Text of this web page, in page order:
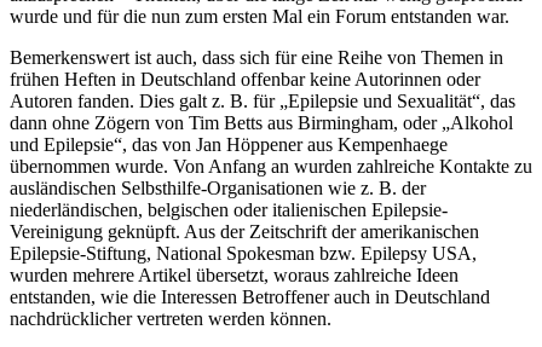
wurde und für die nun zum ersten Mal ein Forum entstanden war.
Bemerkenswert ist auch, dass sich für eine Reihe von Themen in
frühen Heften in Deutschland offenbar keine Autorinnen oder
Autoren fanden. Dies galt z. B. für „Epilepsie und Sexualität“, das
dann ohne Zögern von Tim Betts aus Birmingham, oder „Alkohol
und Epilepsie“, das von Jan Höppener aus Kempenhaege
übernommen wurde. Von Anfang an wurden zahlreiche Kontakte zu
ausländischen Selbsthilfe-Organisationen wie z. B. der
niederländischen, belgischen oder italienischen Epilepsie-
Vereinigung geknüpft. Aus der Zeitschrift der amerikanischen
Epilepsie-Stiftung, National Spokesman bzw. Epilepsy USA,
wurden mehrere Artikel übersetzt, woraus zahlreiche Ideen
entstanden, wie die Interessen Betroffener auch in Deutschland
nachdrücklicher vertreten werden können.